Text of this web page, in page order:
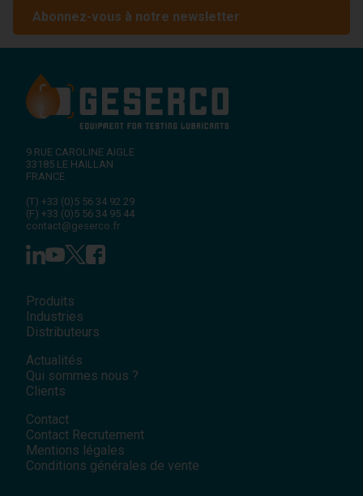
Abonnez-vous à notre newsletter
9 RUE CAROLINE AIGLE
33185 LE HAILLAN
FRANCE
(T) +33 (0)5 56 34 92 29
(F) +33 (0)5 56 34 95 44
contact@geserco.fr
Produits
Industries
Distributeurs
Actualités
Qui sommes nous ?
Clients
Contact
Contact Recrutement
Mentions légales
Conditions générales de vente